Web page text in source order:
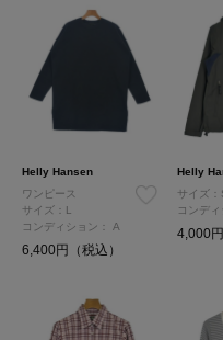
Helly Hansen
ワンピース
サイズ：L
コンディション： A
6,400円（税込）
Helly
サイズ：
コンディ
4,000円